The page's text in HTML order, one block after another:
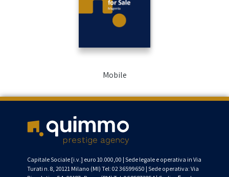
Mobile
Capitale Sociale [i.v.] euro 10.000,00 | Sede legale e operativa in Via
Turati n. 8, 20121 Milano (MI) Tel: 02 36599650 | Sede operativa: Via